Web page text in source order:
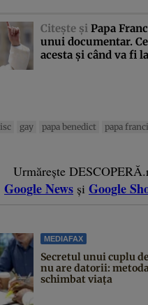
Citeşte şi Papa
unui documentar.
acesta şi când va fi
gay papa benedict papa
Urmărește
Google News și Google
MEDIAFAX
Secretul unui cuplu
nu are datorii:
schimbat viața